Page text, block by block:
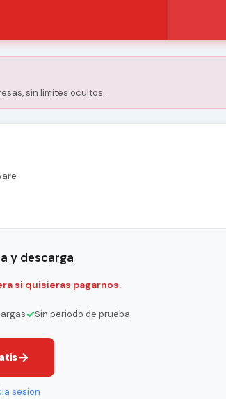
sin limites ocultos.
y descarga
si quisieras pagarnos.
✓Sin periodo de prueba
→
sesion